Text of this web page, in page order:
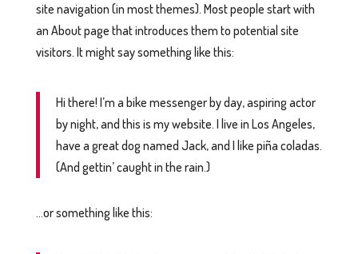
site navigation (in most themes). Most people start with
an About page that introduces them to potential site
visitors. It might say something like this:
Hi there! I’m a bike messenger by day, aspiring actor
by night, and this is my website. I live in Los Angeles,
have a great dog named Jack, and I like piña coladas.
(And gettin’ caught in the rain.)
…or something like this: